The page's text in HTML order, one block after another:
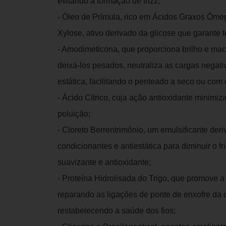
- Óleo de Prímula, rico em Ácidos Graxos
Xylose, ativo derivado da glicose que garante
- Amodimeticona, que proporciona brilho e
deixá-los pesados, neutraliza as cargas
estática, facilitando o penteado a seco ou com
- Ácido Cítrico, cuja ação antioxidante
poluição;
- Cloreto Berrentrimônio, um emulsificante
condicionantes e antiestática para diminuir o
suavizante e antioxidante;
- Proteína Hidrolisada do Trigo, que promove
reparando as ligações de ponte de enxofre da
restabelecendo a saúde dos fios;